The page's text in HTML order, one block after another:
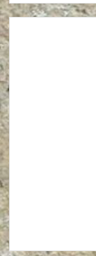
Carreteras